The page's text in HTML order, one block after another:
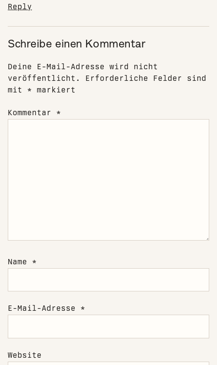
Reply
Schreibe einen Kommentar
Deine E-Mail-Adresse wird nicht
veröffentlicht.
Erforderliche Felder sind
mit * markiert
Kommentar *
Name *
E-Mail-Adresse *
Website